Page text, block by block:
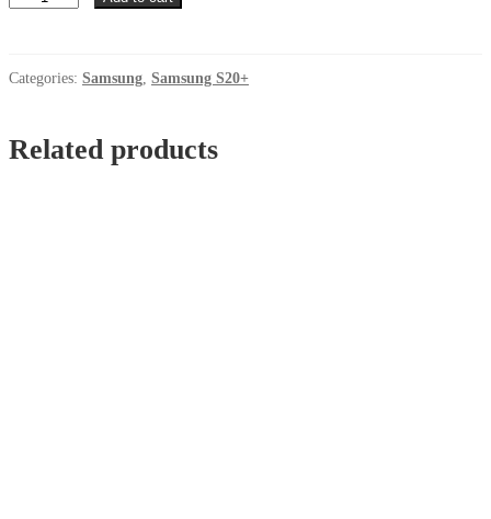
Samsung
Bordo
quantity
Categories: Samsung, Samsung S20+
Related products